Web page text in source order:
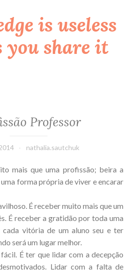
is useless
you share it
Professor
nathalia.sautchuk
mais que uma profissão; beira a
forma própria de viver e encarar
É receber muito mais que um
É receber a gratidão por toda uma
vitória de um aluno seu e ter
será um lugar melhor.
É ter que lidar com a decepção
Lidar com a falta de